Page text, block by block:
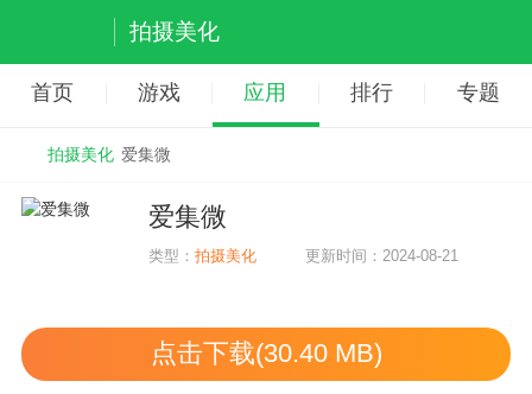
拍摄美化
首页 游戏 应用 排行 专题
拍摄美化 爱集微
爱集微
类型：拍摄美化 更新时间：2024-08-21
点击下载(30.40 MB)